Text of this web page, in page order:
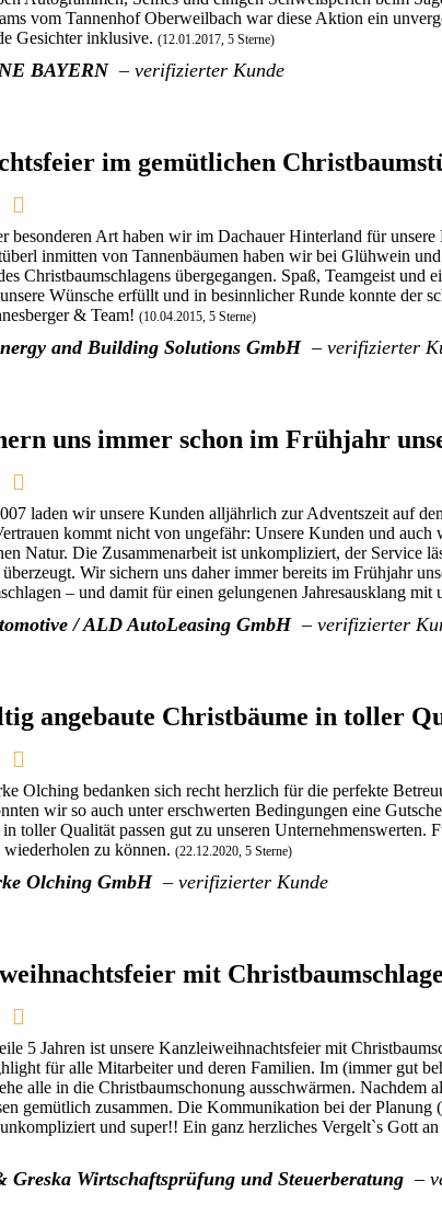
vom Tannenhof Oberweilbach war diese Aktion ein
Gesichter inklusive. (12.01.2017, 5 Sterne)
BAYERN– verifizierter Kunde
im gemütlichen
besonderen Art haben wir im Dachauer Hinterland für
inmitten von Tannenbäumen haben wir bei Glühwein
Christbaumschlagens übergegangen. Spaß, Teamgeist
Wünsche erfüllt und in besinnlicher Runde konnte der
& Team! (10.04.2015, 5 Sterne)
and Building Solutions GmbH – verifizierter
uns immer schon im Frühjahr
laden wir unsere Kunden alljährlich zur Adventszeit auf
kommt nicht von ungefähr: Unsere Kunden und auch
Natur. Die Zusammenarbeit ist unkompliziert, der Service
Wir sichern uns daher immer bereits im Frühjahr
– und damit für einen gelungenen Jahresausklang mit
/ ALD AutoLeasing GmbH– verifizierter
angebaute Christbäume in toller
Olching bedanken sich recht herzlich für die perfekte
wir so auch unter erschwerten Bedingungen eine
toller Qualität passen gut zu unseren
zu können. (22.12.2020, 5 Sterne)
Olching GmbH– verifizierter Kunde
mit
5 Jahren ist unsere Kanzleiweihnachtsfeier mit
für alle Mitarbeiter und deren Familien. Im (immer gut
alle in die Christbaumschonung ausschwärmen. Nachdem
gemütlich zusammen. Die Kommunikation bei der
und super!! Ein ganz herzliches Vergelt`s Gott
Greska Wirtschaftsprüfung und Steuerberatung–